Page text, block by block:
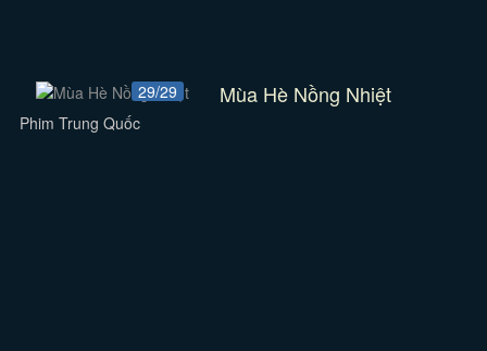
29/29 Mùa Hè Nồng Nhiệt
Phim Trung Quốc